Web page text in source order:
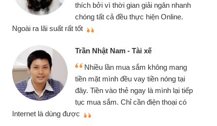
thích bởi vì thời gian giải ngân nhanh
chóng tất cả đều thực hiện Online.
Ngoài ra lãi suất rất tốt
Trần Nhật Nam - Tài xế
Nhiều lần mua sắm không mang
tiền mặt mình đều vay tiền nóng tại
đây. Tiền vào thẻ ngay là mình lại tiếp
tục mua sắm. Chỉ cần điện thoại có
Internet là dùng được